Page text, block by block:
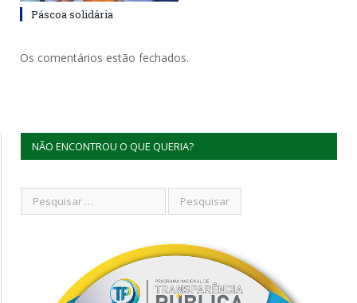
Páscoa solidária
Os comentários estão fechados.
NÃO ENCONTROU O QUE QUERIA?